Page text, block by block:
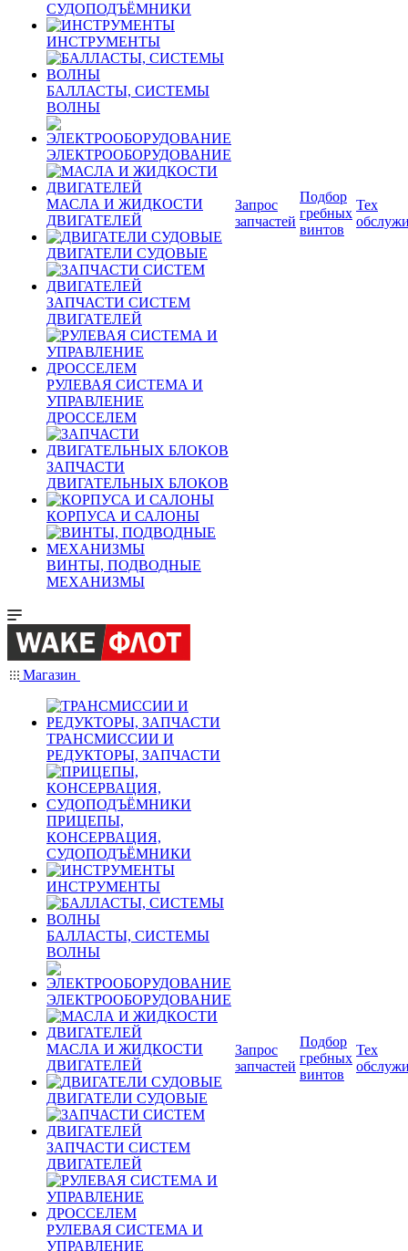
СУДОПОДЪЁМНИКИ
ИНСТРУМЕНТЫ
БАЛЛАСТЫ, СИСТЕМЫ
ВОЛНЫ
ЭЛЕКТРООБОРУДОВАНИЕ
МАСЛА И ЖИДКОСТИ
ДВИГАТЕЛЕЙ
ДВИГАТЕЛИ СУДОВЫЕ
ЗАПЧАСТИ СИСТЕМ
ДВИГАТЕЛЕЙ
РУЛЕВАЯ СИСТЕМА И
УПРАВЛЕНИЕ
ДРОССЕЛЕМ
ЗАПЧАСТИ
ДВИГАТЕЛЬНЫХ БЛОКОВ
КОРПУСА И САЛОНЫ
ВИНТЫ, ПОДВОДНЫЕ
МЕХАНИЗМЫ
Запрос
запчастей
Подбор
гребных
винтов
Тех
Магазин
ТРАНСМИССИИ И
РЕДУКТОРЫ, ЗАПЧАСТИ
ПРИЦЕПЫ,
КОНСЕРВАЦИЯ,
СУДОПОДЪЁМНИКИ
ИНСТРУМЕНТЫ
БАЛЛАСТЫ, СИСТЕМЫ
ВОЛНЫ
ЭЛЕКТРООБОРУДОВАНИЕ
МАСЛА И ЖИДКОСТИ
ДВИГАТЕЛЕЙ
ДВИГАТЕЛИ СУДОВЫЕ
ЗАПЧАСТИ СИСТЕМ
ДВИГАТЕЛЕЙ
РУЛЕВАЯ СИСТЕМА И
УПРАВЛЕНИЕ
Запрос
запчастей
Подбор
гребных
винтов
Тех